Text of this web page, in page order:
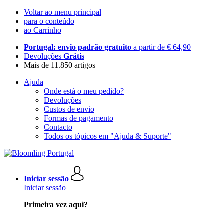
Voltar ao menu principal
para o conteúdo
ao Carrinho
Portugal: envio padrão gratuito a partir de € 64,90
Devoluções Grátis
Mais de 11.850 artigos
Ajuda
Onde está o meu pedido?
Devoluções
Custos de envio
Formas de pagamento
Contacto
Todos os tópicos em "Ajuda & Suporte"
Iniciar sessão
Iniciar sessão
Primeira vez aqui?